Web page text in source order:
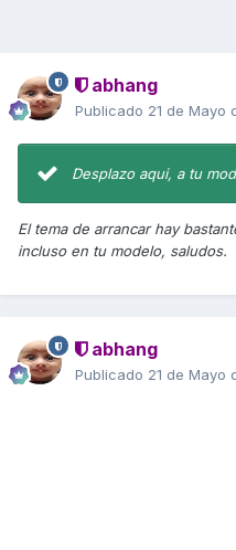
abhang
Publicado 21 de Mayo
Desplazo aqui, a tu
El tema de arrancar hay
incluso en tu modelo, saludos.
abhang
Publicado 21 de Mayo